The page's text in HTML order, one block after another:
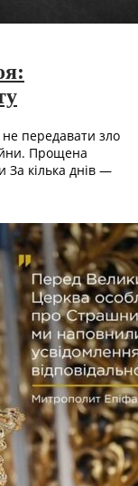
не передавати зло
Прощена
За кілька днів —